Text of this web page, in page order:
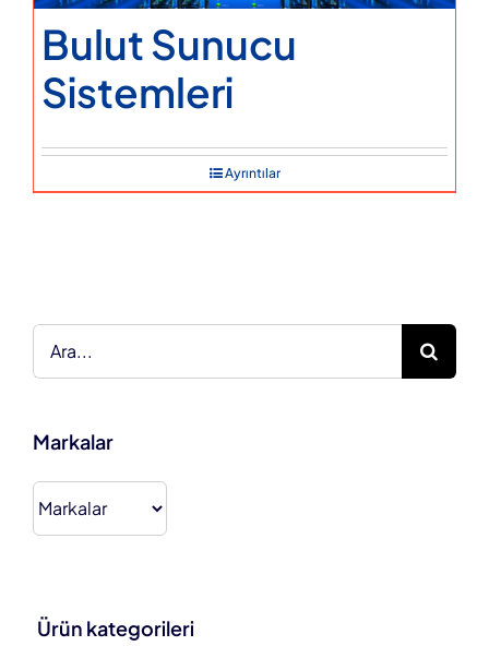
Bulut Sunucu
Sistemleri
Ayrıntılar
Markalar
Ürün kategorileri